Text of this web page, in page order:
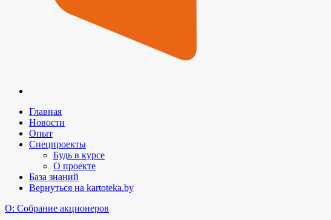
Главная
Новости
Опыт
Спецпроекты
Будь в курсе
О проекте
База знаний
Вернуться на kartoteka.by
O: Собрание акционеров